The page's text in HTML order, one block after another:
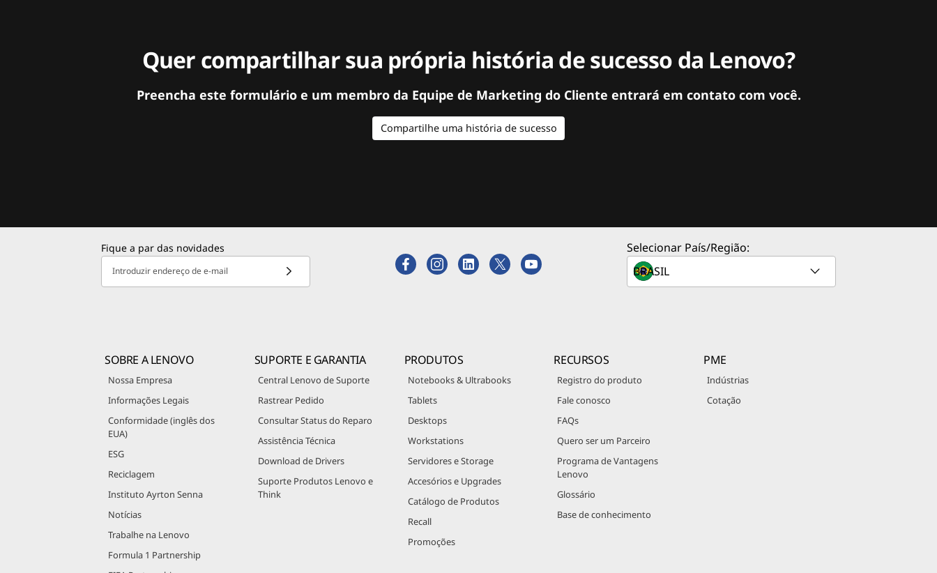
Quer compartilhar sua própria história de sucesso da Lenovo?
Preencha este formulário e um membro da Equipe de Marketing do Cliente entrará em contato com você.
Compartilhe uma história de sucesso
Fique a par das novidades
Introduzir endereço de e-mail
Selecionar País/Região:
SOBRE A LENOVO
Nossa Empresa
Informações Legais
Conformidade (inglês dos
EUA)
ESG
Reciclagem
Instituto Ayrton Senna
Notícias
Trabalhe na Lenovo
Formula 1 Partnership
SUPORTE E GARANTIA
Central Lenovo de Suporte
Rastrear Pedido
Consultar Status do Reparo
Assistência Técnica
Download de Drivers
Suporte Produtos Lenovo e
Think
PRODUTOS
Notebooks & Ultrabooks
Tablets
Desktops
Workstations
Servidores e Storage
Accesórios e Upgrades
Catálogo de Produtos
Recall
Promoções
RECURSOS
Registro do produto
Fale conosco
FAQs
Quero ser um Parceiro
Programa de Vantagens
Lenovo
Glossário
Base de conhecimento
PME
Indústrias
Cotação